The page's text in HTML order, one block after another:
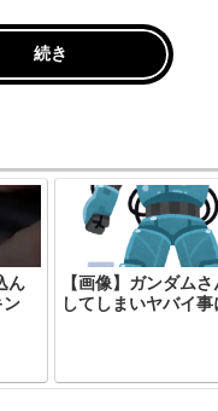
続き
ん
ン
【画像】ガンダム
してしまいヤバイ事